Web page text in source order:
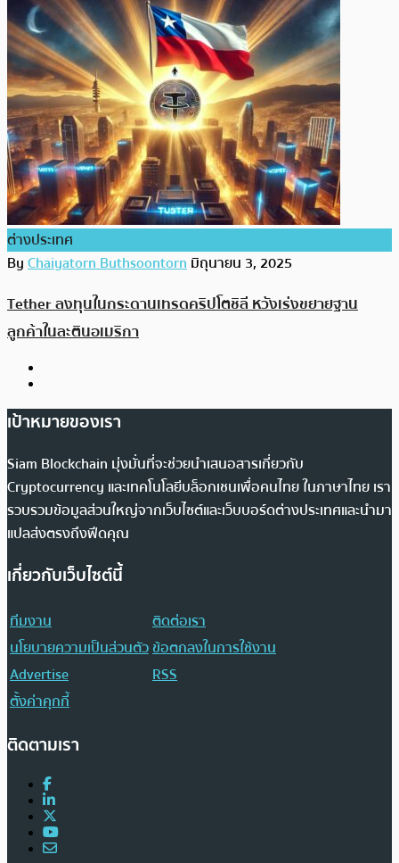
ต่างประเทศ
ByChaiyatorn Buthsoontornมิถุนายน 3, 2025
Tether ลงทุนในกระดานเทรดคริปโตชิลี หวังเร่งขยายฐาน
ลูกค้าในละตินอเมริกา
เป้าหมายของเรา
Siam Blockchain มุ่งมั่นที่จะช่วยนำเสนอสารเกี่ยวกับ
Cryptocurrency และเทคโนโลยีบล็อกเชนเพื่อคนไทย ในภาษาไทย เรา
รวบรวมข้อมูลส่วนใหญ่จากเว็บไซต์และเว็บบอร์ดต่างประเทศและนำมา
แปลส่งตรงถึงฟีดคุณ
เกี่ยวกับเว็บไซต์นี้
ทีมงาน
ติดต่อเรา
นโยบายความเป็นส่วนตัวข้อตกลงในการใช้งาน
Advertise
RSS
ตั้งค่าคุกกี้
ติดตามเรา